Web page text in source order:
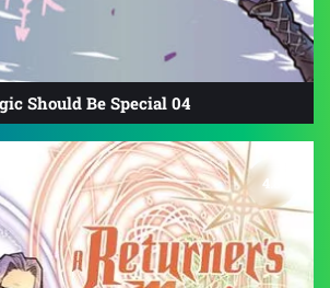
Should Be Special 04
4.8